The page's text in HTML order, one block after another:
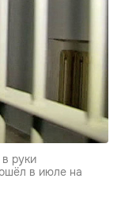
руки
в июле на